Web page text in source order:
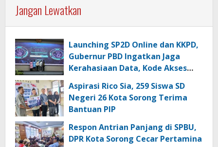
Jangan Lewatkan
Launching SP2D Online dan KKPD,
Gubernur PBD Ingatkan Jaga
Kerahasiaan Data, Kode Akses
Aspirasi Rico Sia, 259 Siswa SD
Negeri 26 Kota Sorong Terima
Bantuan PIP
Respon Antrian Panjang di SPBU,
DPR Kota Sorong Cecar Pertamina